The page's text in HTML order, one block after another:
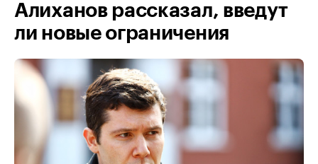
Алиханов рассказал, введут
ли новые ограничения